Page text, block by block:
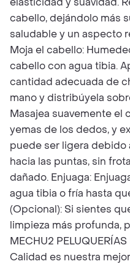
cabello, dejándolo más
saludable y un aspecto
Moja el cabello:
cabello con agua tibia.
cantidad adecuada de
mano y distribúyela
Masajea suavemente el
yemas de los dedos, y
puede ser ligera debido
hacia las puntas, sin
dañado. Enjuaga:
agua tibia o fría hasta
(Opcional): Si sientes
limpieza más profunda,
MECHU2
Calidad es nuestra